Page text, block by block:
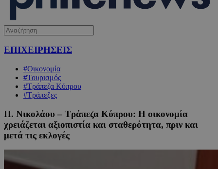
ΕΠΙΧΕΙΡΗΣΕΙΣ
#Οικονομία
#Τουρισμός
#Τράπεζα Κύπρου
#Τράπεζες
Π. Νικολάου – Τράπεζα Κύπρου: Η οικονομία
χρειάζεται αξιοπιστία και σταθερότητα, πριν και
μετά τις εκλογές